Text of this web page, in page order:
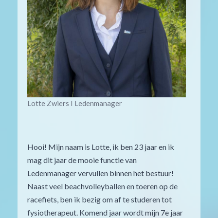
Lotte Zwiers I Ledenmanager
Hooi! Mijn naam is Lotte, ik ben 23 jaar en ik
mag dit jaar de mooie functie van
Ledenmanager vervullen binnen het bestuur!
Naast veel beachvolleyballen en toeren op de
racefiets, ben ik bezig om af te studeren tot
fysiotherapeut. Komend jaar wordt mijn 7e jaar